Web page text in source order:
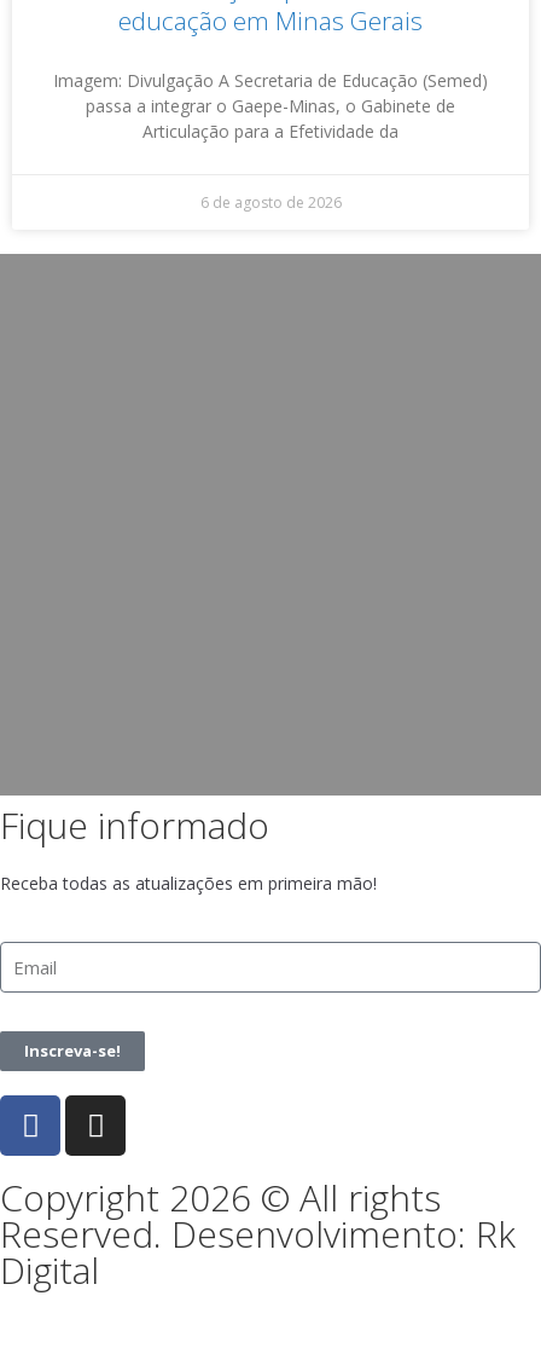
educação em Minas Gerais
Imagem: Divulgação A Secretaria de Educação (Semed)
passa a integrar o Gaepe-Minas, o Gabinete de
Articulação para a Efetividade da
6 de agosto de 2026
Fique informado
Receba todas as atualizações em primeira mão!
Inscreva-se!
Copyright 2026 © All rights
Reserved. Desenvolvimento: Rk
Digital